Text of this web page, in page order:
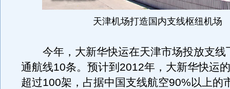
天津机场打造国内支线枢纽机场
今年，大新华快运在天津市场投放支线
通航线10条。预计到2012年，大新华快运
超过100架，占据中国支线航空90%以上的